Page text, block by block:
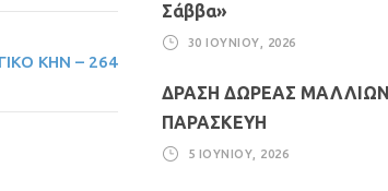
ΚΗΝ – 264
Σάββα»
30 ΙΟΥΝΊΟΥ, 2026
ΔΡΑΣΗ ΔΩΡΕΑΣ
ΠΑΡΑΣΚΕΥΗ
5 ΙΟΥΝΊΟΥ, 2026